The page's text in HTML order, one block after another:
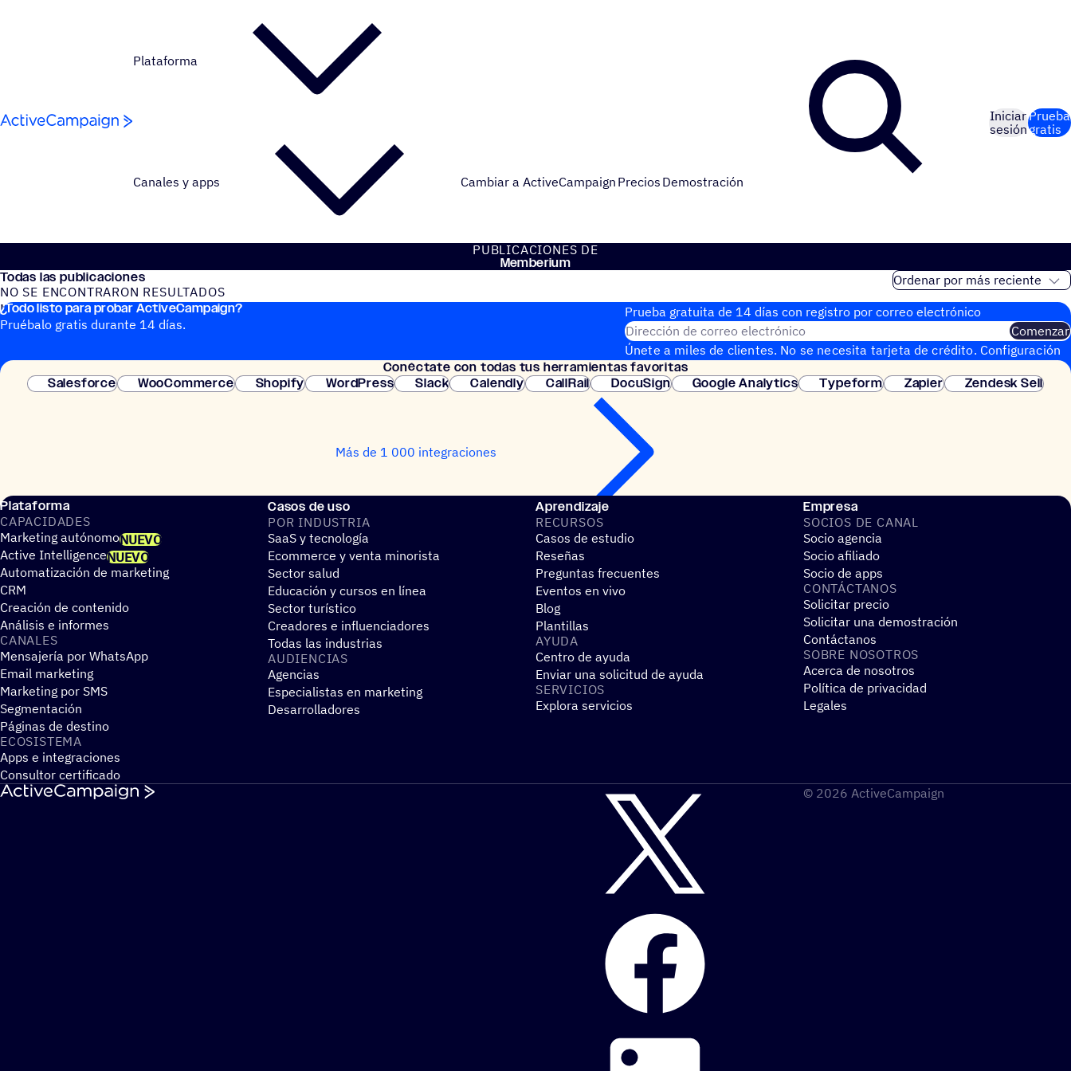
Plataforma
Canales y apps Cambiar a ActiveCampaign Precios Demostración
Iniciar
sesión
Prueba
gratis
PUBLI­CA­CIO­NES DE
Membe­rium
Todas las publicaciones
NO SE ENCONTRARON RESULTADOS
No se encontraron publicaciones del blog
¿Todo listo para probar ActiveCampaign?
Pruébalo gratis durante 14 días.
Prueba gratuita de 14 días con regis­tro por correo electrónico
Dirección de correo electrónico
Comenzar
Únete a miles de clientes. No se necesita tarjeta de crédito. Configuración
instantánea.
Conéc­tate con todas tus herramientas favoritas
Salesforce
WooCommerce Shopify WordPress Slack Calendly CallRail DocuSign Google Analytics Typeform Zapier Zendesk Sell
Más de 1 000 integraciones
Plataforma
CAPA­CI­DA­DES
Marketing autónomoNUEVO
Active IntelligenceNUEVO
Automatización de marketing
CRM
Creación de contenido
Análisis e informes
CANALES
Mensajería por WhatsApp
Email marketing
Marketing por SMS
Segmentación
Páginas de destino
ECOSIS­TEMA
Apps e integraciones
Consultor certificado
Casos de uso
POR INDUS­TRIA
SaaS y tecnología
Ecommerce y venta minorista
Sector salud
Educación y cursos en línea
Sector turístico
Creadores e influenciadores
Todas las industrias
AUDIEN­CIAS
Agencias
Especialistas en marketing
Desarrolladores
Aprendizaje
RECUR­SOS
Casos de estudio
Reseñas
Preguntas frecuentes
Eventos en vivo
Blog
Plantillas
AYUDA
Centro de ayuda
Enviar una solicitud de ayuda
SERVI­CIOS
Explora servicios
Empresa
SOCIOS DE CANAL
Socio agencia
Socio afiliado
Socio de apps
CONTÁC­TA­NOS
Solicitar precio
Solicitar una demostración
Contáctanos
SOBRE NOSO­TROS
Acerca de nosotros
Política de privacidad
Legales
© 2026 ActiveCampaign